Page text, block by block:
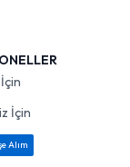
İçin
Alım